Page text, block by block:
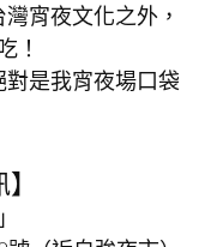
宵夜文化之外，
！
是我宵夜場口袋